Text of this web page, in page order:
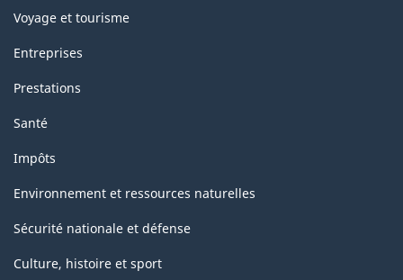
Voyage et tourisme
Entreprises
Prestations
Santé
Impôts
Environnement et ressources naturelles
Sécurité nationale et défense
Culture, histoire et sport